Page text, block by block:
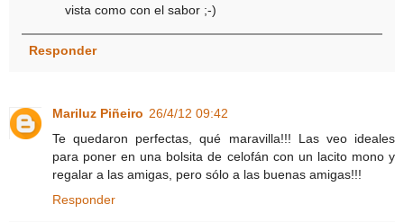
vista como con el sabor ;-)
Responder
Mariluz Piñeiro 26/4/12 09:42
Te quedaron perfectas, qué maravilla!!! Las veo ideales
para poner en una bolsita de celofán con un lacito mono y
regalar a las amigas, pero sólo a las buenas amigas!!!
Responder